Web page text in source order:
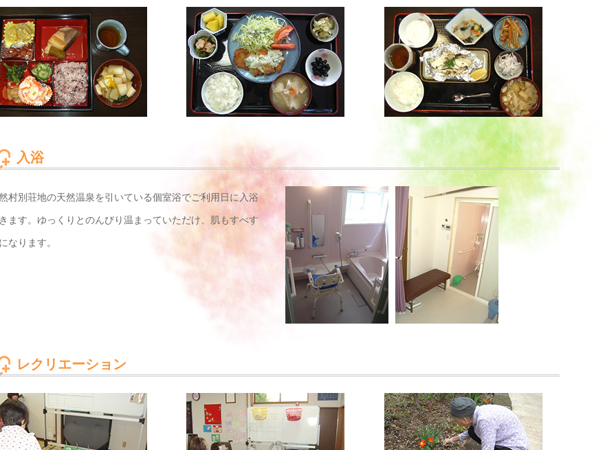
入浴
村別荘地の天然温泉を引いている個室浴でご利用日に入浴
ます。ゆっくりとのんびり温まっていただけ、肌もすべす
なります。
レクリエーション